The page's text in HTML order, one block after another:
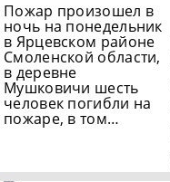
Пожар произошел в
ночь на понедельник
в Ярцевском районе
Смоленской области,
в деревне
Мушковичи шесть
человек погибли на
пожаре, в том…